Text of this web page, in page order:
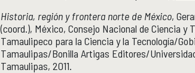
Historia, región y frontera norte de México,
(coord.), México, Consejo Nacional de Ciencia y
Tamaulipeco para la Ciencia y la Tecnología/
Tamaulipas/Bonilla Artigas Editores/
Tamaulipas, 2011.